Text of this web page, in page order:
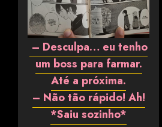
– Desculpa… eu tenho
um boss para farmar.
Até a próxima.
– Não tão rápido! Ah!
*Saiu sozinho*